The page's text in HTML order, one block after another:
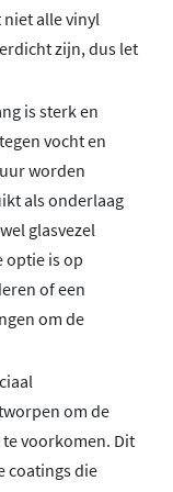
alle vinyl
zijn, dus let
is sterk en
vocht en
worden
als onderlaag
glasvezel
optie is op
of een
om de
om de
voorkomen. Dit
coatings die